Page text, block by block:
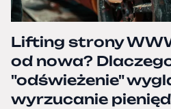
Lifting strony
od nowa?
"odświeżenie"
wyrzucanie